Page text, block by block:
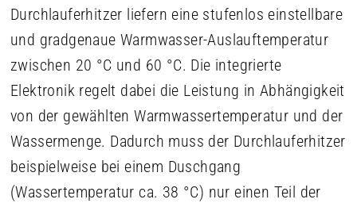
Durchlauferhitzer liefern eine stufenlos einstellbare
und gradgenaue Warmwasser-Auslauftemperatur
zwischen 20 °C und 60 °C. Die integrierte
Elektronik regelt dabei die Leistung in Abhängigkeit
von der gewählten Warmwassertemperatur und der
Wassermenge. Dadurch muss der Durchlauferhitzer
beispielweise bei einem Duschgang
(Wassertemperatur ca. 38 °C) nur einen Teil der